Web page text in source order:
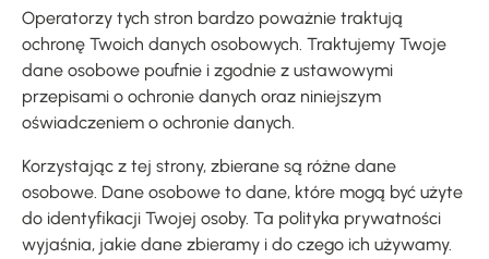
Operatorzy tych stron bardzo poważnie traktują
ochronę Twoich danych osobowych. Traktujemy Twoje
dane osobowe poufnie i zgodnie z ustawowymi
przepisami o ochronie danych oraz niniejszym
oświadczeniem o ochronie danych.
Korzystając z tej strony, zbierane są różne dane
osobowe. Dane osobowe to dane, które mogą być użyte
do identyfikacji Twojej osoby. Ta polityka prywatności
wyjaśnia, jakie dane zbieramy i do czego ich używamy.